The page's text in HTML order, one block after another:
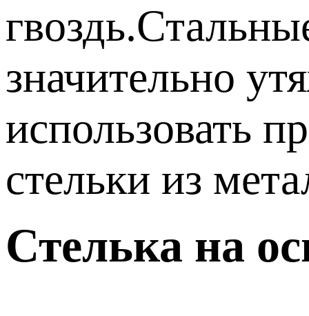
значительно
использовать
стельки из
Стелька на